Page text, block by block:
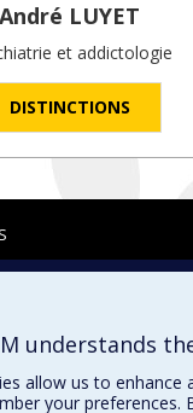
André LUYET
et addictologie
DISTINCTIONS
understands
allow us to enhance
your preferences.